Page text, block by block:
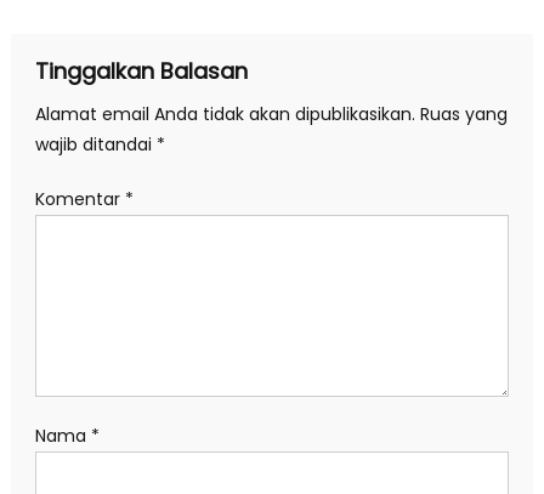
Tinggalkan Balasan
Alamat email Anda tidak akan dipublikasikan. Ruas yang
wajib ditandai *
Komentar *
Nama *